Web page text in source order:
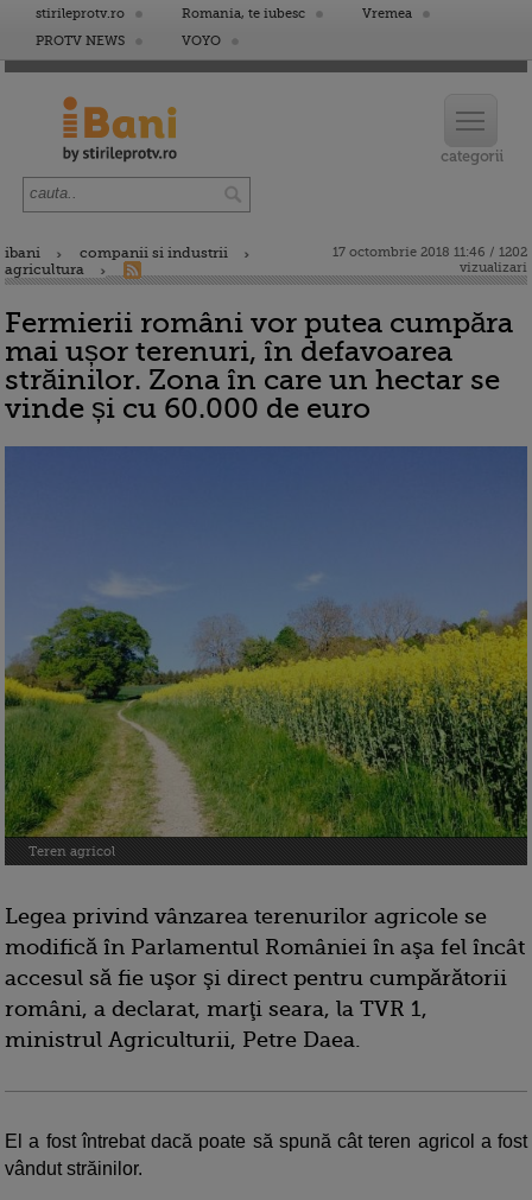
stirileprotv.ro Romania, te iubesc
Vremea
PROTV NEWS
VOYO
ibani
companii si industrii
agricultura
17 octombrie 2018 11:46 / 1202
vizualizari
Fermierii români vor putea cumpăra
mai ușor terenuri, în defavoarea
străinilor. Zona în care un hectar se
vinde și cu 60.000 de euro
Teren agricol
Legea privind vânzarea terenurilor agricole se
modifică în Parlamentul României în aşa fel încât
accesul să fie uşor şi direct pentru cumpărătorii
români, a declarat, marţi seara, la TVR 1,
ministrul Agriculturii, Petre Daea.
El a fost întrebat dacă poate să spună cât teren agricol a fost
vândut străinilor.